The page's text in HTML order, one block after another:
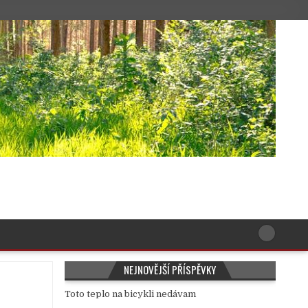
NEJNOVĚJŠÍ PŘÍSPĚVKY
Toto teplo na bicykli nedávam